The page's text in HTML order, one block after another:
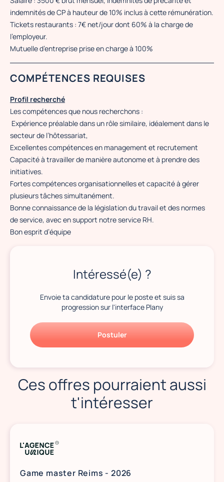
indemnités de CP à hauteur de 10% inclus à cette rémunération.
Tickets restaurants : 7€ net/jour dont 60% à la charge de
l’employeur.
Mutuelle d’entreprise prise en charge à 100%
COMPÉTENCES REQUISES
Profil recherché
Les compétences que nous recherchons :
Expérience préalable dans un rôle similaire, idéalement dans le
secteur de l’hôtessariat,
Excellentes compétences en management et recrutement
Capacité à travailler de manière autonome et à prendre des
initiatives.
Fortes compétences organisationnelles et capacité à gérer
plusieurs tâches simultanément.
Bonne connaissance de la législation du travail et des normes
de service, avec en support notre service RH.
Bon esprit d’équipe
Intéressé(e) ?
Envoie ta candidature pour le poste et suis sa
progression sur l'interface Plany
Postuler
Ces offres pourraient aussi
t'intéresser
Game master Reims - 2026